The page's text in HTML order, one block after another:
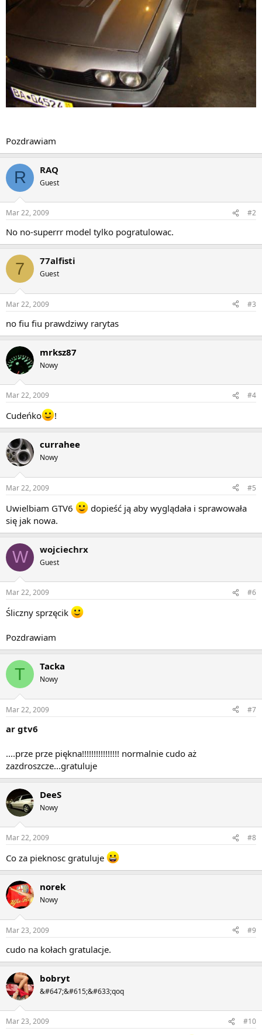
Pozdrawiam
R RAQ
Guest
Mar 22, 2009 #2
No no-superrr model tylko pogratulowac.
7 77alfisti
Guest
Mar 22, 2009 #3
no fiu fiu prawdziwy rarytas
mrksz87
Nowy
Mar 22, 2009 #4
Cudeńko !
currahee
Nowy
Mar 22, 2009 #5
Uwielbiam GTV6
dopieść ją aby wyglądała i sprawowała
się jak nowa.
W wojciechrx
Guest
Mar 22, 2009 #6
Śliczny sprzęcik
Pozdrawiam
T Tacka
Nowy
Mar 22, 2009 #7
ar gtv6
....prze prze piękna!!!!!!!!!!!!!!!! normalnie cudo aż
zazdroszcze...gratuluje
DeeS
Nowy
Mar 22, 2009 #8
Co za pieknosc gratuluje
norek
Nowy
Mar 23, 2009 #9
cudo na kołach gratulacje.
bobryt
&#647;&#615;&#633;qoq
Mar 23, 2009 #10